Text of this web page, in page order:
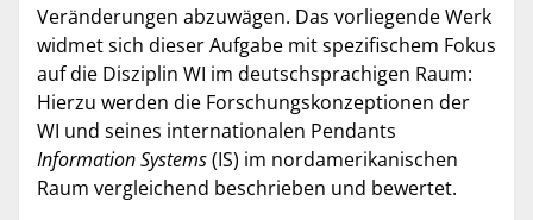
Veränderungen abzuwägen. Das vorliegende Werk
widmet sich dieser Aufgabe mit spezifischem Fokus
auf die Disziplin WI im deutschsprachigen Raum:
Hierzu werden die Forschungskonzeptionen der
WI und seines internationalen Pendants
Information Systems(IS) im nordamerikanischen
Raum vergleichend beschrieben und bewertet.